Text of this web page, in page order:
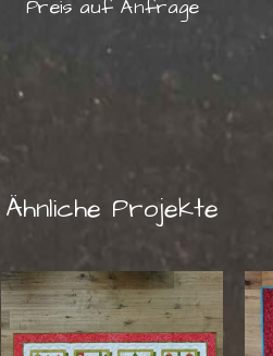
Preis auf Anfrage
Ähnliche Projekte